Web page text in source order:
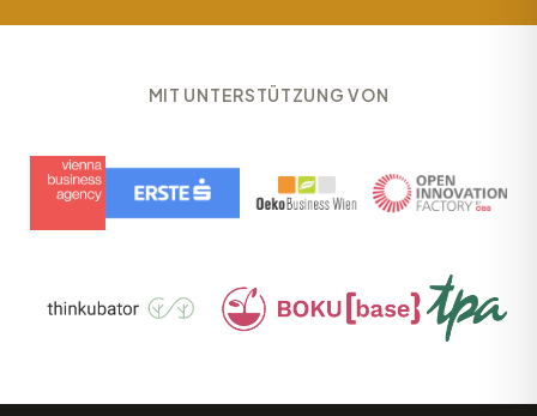
MIT UNTERSTÜTZUNG VON